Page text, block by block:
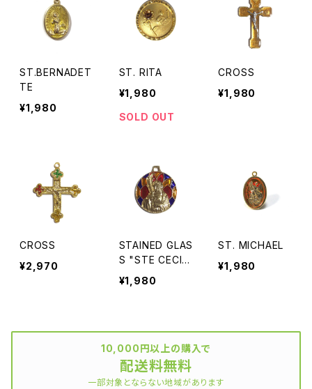
ST.BERNADET
TE
¥1,980
ST. RITA
¥1,980
SOLD OUT
CROSS
¥1,980
CROSS
¥2,970
STAINED GLAS
S "STE CECIL
E"
¥1,980
ST. MICHAEL
¥1,980
10,000円以上の購入で
配送料無料
一部対象とならない地域があります